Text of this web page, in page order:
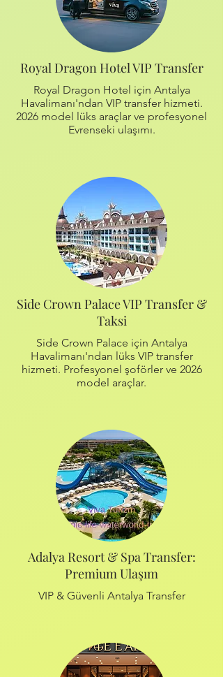
Royal Dragon Hotel VIP Transfer
Royal Dragon Hotel için Antalya
Havalimanı'ndan VIP transfer hizmeti.
2026 model lüks araçlar ve profesyonel
Evrenseki ulaşımı.
Side Crown Palace VIP Transfer &
Taksi
Side Crown Palace için Antalya
Havalimanı'ndan lüks VIP transfer
hizmeti. Profesyonel şoförler ve 2026
model araçlar.
Adalya Resort & Spa Transfer:
Premium Ulaşım
VIP & Güvenli Antalya Transfer